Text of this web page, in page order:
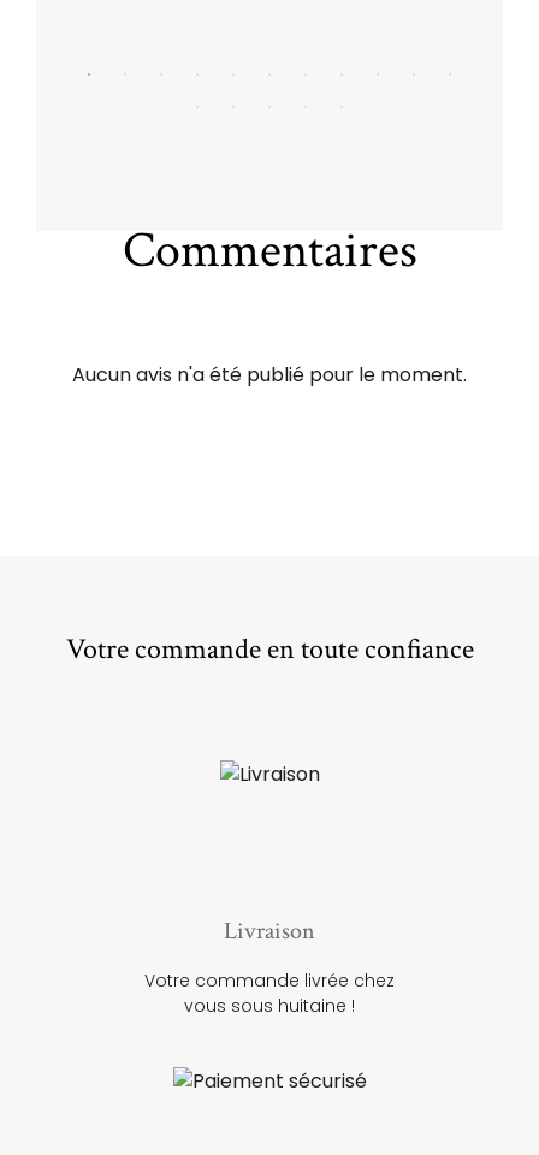
Commentaires
Aucun avis n'a été publié pour le moment.
Votre commande en toute confiance
Livraison
Votre commande livrée chez
vous sous huitaine !